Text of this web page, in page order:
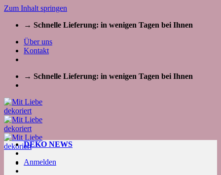
Zum Inhalt springen
→ Schnelle Lieferung: in wenigen Tagen bei Ihnen
Über uns
Kontakt
→ Schnelle Lieferung: in wenigen Tagen bei Ihnen
DEKO NEWS
Anmelden